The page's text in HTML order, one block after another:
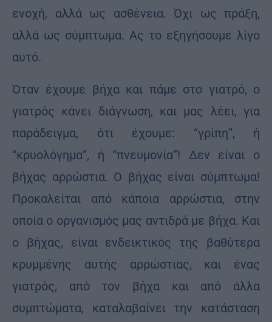
ενοχή, αλλά ως ασθένεια. Όχι ως πράξη,
αλλά ως σύμπτωμα. Ας το εξηγήσουμε λίγο
αυτό.
Όταν έχουμε βήχα και πάμε στο γιατρό, ο
γιατρός κάνει διάγνωση, και μας λέει, για
παράδειγμα, ότι έχουμε: “γρίπη”, ή
“κρυολόγημα”, ή “πνευμονία”! Δεν είναι ο
βήχας αρρώστια. Ο βήχας είναι σύμπτωμα!
Προκαλείται από κάποια αρρώστια, στην
οποία ο οργανισμός μας αντιδρά με βήχα. Και
ο βήχας, είναι ενδεικτικός της βαθύτερα
κρυμμένης αυτής αρρώστιας, και ένας
γιατρός, από τον βήχα και από άλλα
συμπτώματα, καταλαβαίνει την κατάσταση